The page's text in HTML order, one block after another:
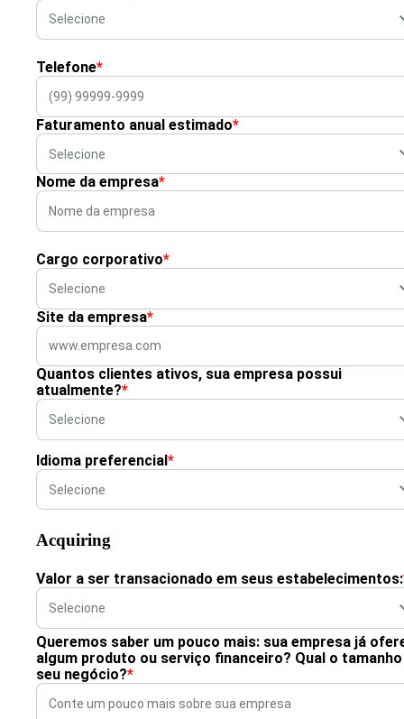
Telefone*
Faturamento anual estimado*
Nome da empresa*
Cargo corporativo*
Site da empresa*
Quantos clientes ativos, sua empresa possui
atualmente?*
Idioma preferencial*
Acquiring
Valor a ser transacionado em seus estabelecimentos:
Queremos saber um pouco mais: sua empresa já
algum produto ou serviço financeiro? Qual o
seu negócio?*